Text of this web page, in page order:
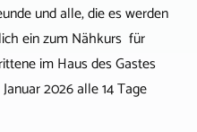
und alle, die es werden
ein zum Nähkurs für
im Haus des Gastes
2026 alle 14 Tage